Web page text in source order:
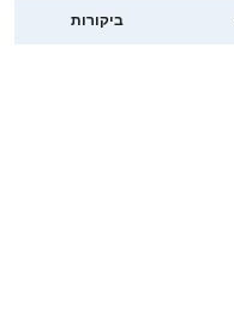
ביקורות